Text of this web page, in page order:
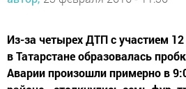
Из-за четырех ДТП с участием
в Татарстане образовалась
Аварии произошли примерно в